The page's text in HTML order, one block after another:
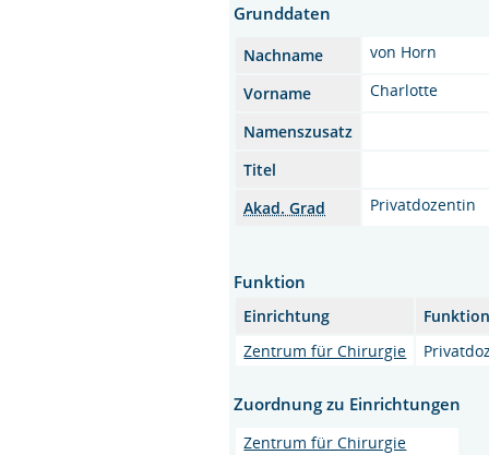
Grunddaten
Nachname
von Horn
Vorname
Charlotte
Namenszusatz
Titel
Akad. Grad
Privatdozentin
Funktion
Einrichtung
Zentrum für Chirurgie
Zuordnung zu Einrichtungen
Zentrum für Chirurgie